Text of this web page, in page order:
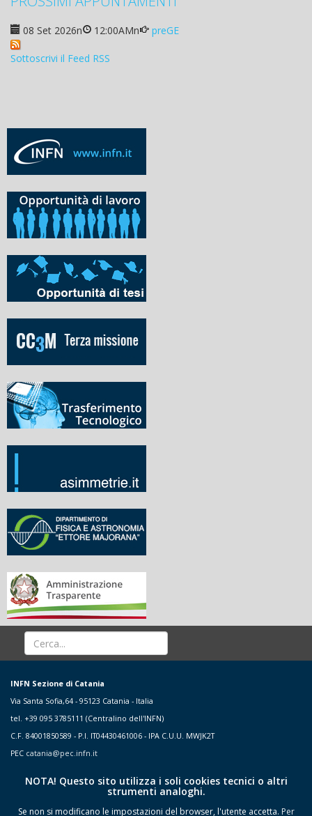
08 Set 2026n 12:00AMn preGE
Sottoscrivi il Feed RSS
INFN Sezione di Catania
Via Santa Sofia,64 - 95123 Catania - Italia
tel. +39 095 3785111 (Centralino dell'INFN)
C.F. 84001850589 - P.I. IT04430461006 - IPA C.U.U. MWJK2T
PEC catania@pec.infn.it
NOTA! Questo sito utilizza i soli cookies tecnici o altri
strumenti analoghi.
Se non si modificano le impostazioni del browser, l'utente accetta. Per